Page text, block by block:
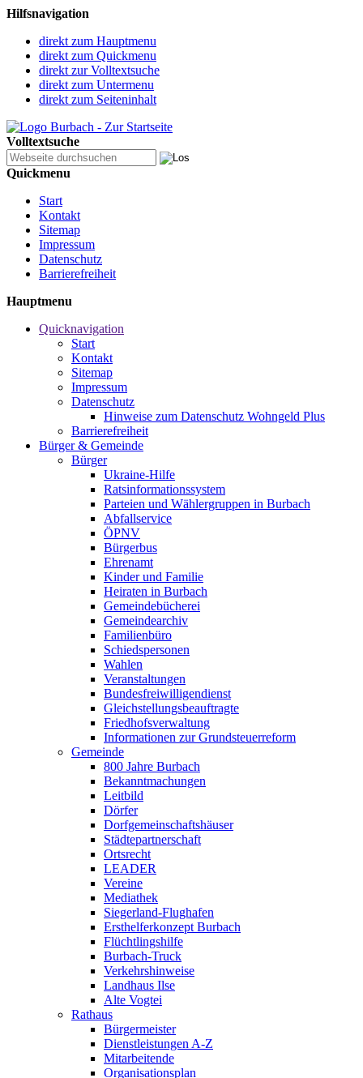
Hilfsnavigation
direkt zum Hauptmenu
direkt zum Quickmenu
direkt zur Volltextsuche
direkt zum Untermenu
direkt zum Seiteninhalt
Volltextsuche
Quickmenu
Start
Kontakt
Sitemap
Impressum
Datenschutz
Barrierefreiheit
Hauptmenu
Quicknavigation
Start
Kontakt
Sitemap
Impressum
Datenschutz
Hinweise zum Datenschutz Wohngeld Plus
Barrierefreiheit
Bürger & Gemeinde
Bürger
Ukraine-Hilfe
Ratsinformationssystem
Parteien und Wählergruppen in Burbach
Abfallservice
ÖPNV
Bürgerbus
Ehrenamt
Kinder und Familie
Heiraten in Burbach
Gemeindebücherei
Gemeindearchiv
Familienbüro
Schiedspersonen
Wahlen
Veranstaltungen
Bundesfreiwilligendienst
Gleichstellungsbeauftragte
Friedhofsverwaltung
Informationen zur Grundsteuerreform
Gemeinde
800 Jahre Burbach
Bekanntmachungen
Leitbild
Dörfer
Dorfgemeinschaftshäuser
Städtepartnerschaft
Ortsrecht
LEADER
Vereine
Mediathek
Siegerland-Flughafen
Ersthelferkonzept Burbach
Flüchtlingshilfe
Burbach-Truck
Verkehrshinweise
Landhaus Ilse
Alte Vogtei
Rathaus
Bürgermeister
Dienstleistungen A-Z
Mitarbeitende
Organisationsplan